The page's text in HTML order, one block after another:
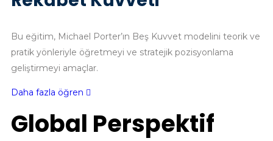
Bu eğitim, Michael Porter’ın Beş Kuvvet modelini teorik ve
pratik yönleriyle öğretmeyi ve stratejik pozisyonlama
geliştirmeyi amaçlar.
Daha fazla öğren
Global Perspektif